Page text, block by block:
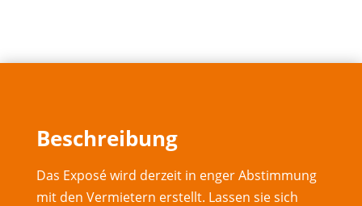
Beschreibung
Das Exposé wird derzeit in enger Abstimmung
mit den Vermietern erstellt. Lassen sie sich